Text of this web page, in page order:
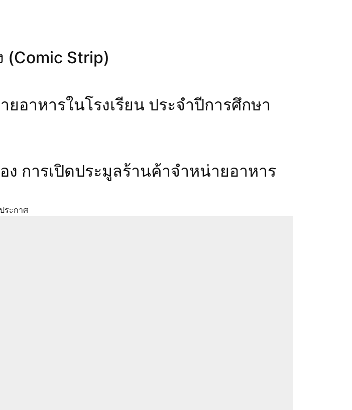
อบ
Gift Policy จากการปฏิบัติหน้าที่
ดำเนินงานตามภารกิจของสถานศึกษาประจำ
กษา
(Comic Strip)
อาหารในโรงเรียน ประจำปีการศึกษา
ง การเปิดประมูลร้านค้าจำหน่ายอาหาร
ประกาศ